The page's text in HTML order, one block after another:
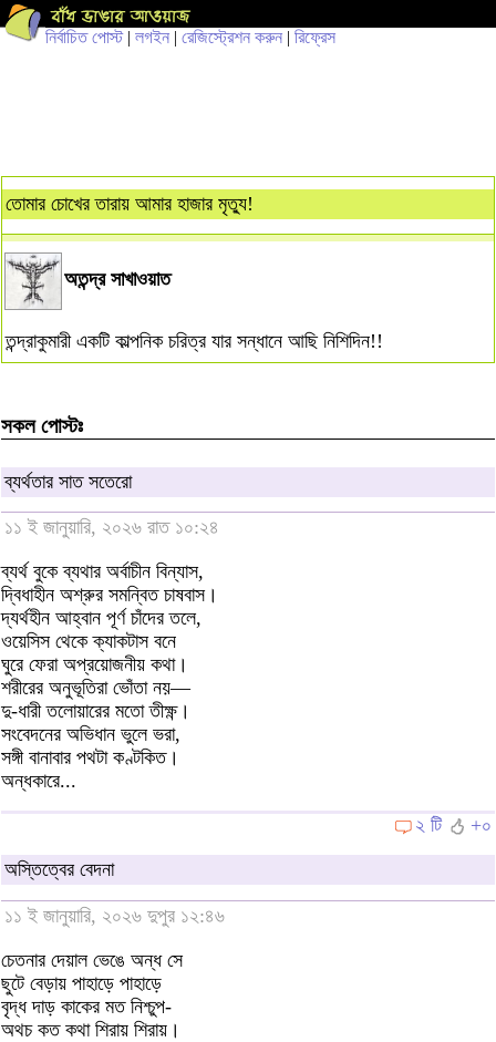
নির্বাচিত পোস্ট| লগইন | রেজিস্ট্রেশন করুন | রিফ্রেস
তোমার চোখের তারায় আমার হাজার মৃত্যু!
অতন্দ্র সাখাওয়াত
তন্দ্রাকুমারী একটি কাল্পনিক চরিত্র যার সন্ধানে আছি নিশিদিন!!
সকল পোস্টঃ
ব্যর্থতার সাত সতেরো
১১ ই জানুয়ারি, ২০২৬ রাত ১০:২৪
ব্যর্থ বুকে ব্যথার অর্বাচীন বিন্যাস,
দ্বিধাহীন অশ্রুর সমন্বিত চাষবাস।
দ্যর্থহীন আহ্বান পূর্ণ চাঁদের তলে,
ওয়েসিস থেকে ক্যাকটাস বনে
ঘুরে ফেরা অপ্রয়োজনীয় কথা।
শরীরের অনুভূতিরা ভোঁতা নয়—
দু-ধারী তলোয়ারের মতো তীক্ষ্ণ।
সংবেদনের অভিধান ভুলে ভরা,
সঙ্গী বানাবার পথটা কণ্টকিত।
অন্ধকারে...
২ টি
+০
অস্তিত্বের বেদনা
১১ ই জানুয়ারি, ২০২৬ দুপুর ১২:৪৬
চেতনার দেয়াল ভেঙে অন্ধ সে
ছুটে বেড়ায় পাহাড়ে পাহাড়ে
বৃদ্ধ দাড় কাকের মত নিশ্চুপ-
অথচ কত কথা শিরায় শিরায়।